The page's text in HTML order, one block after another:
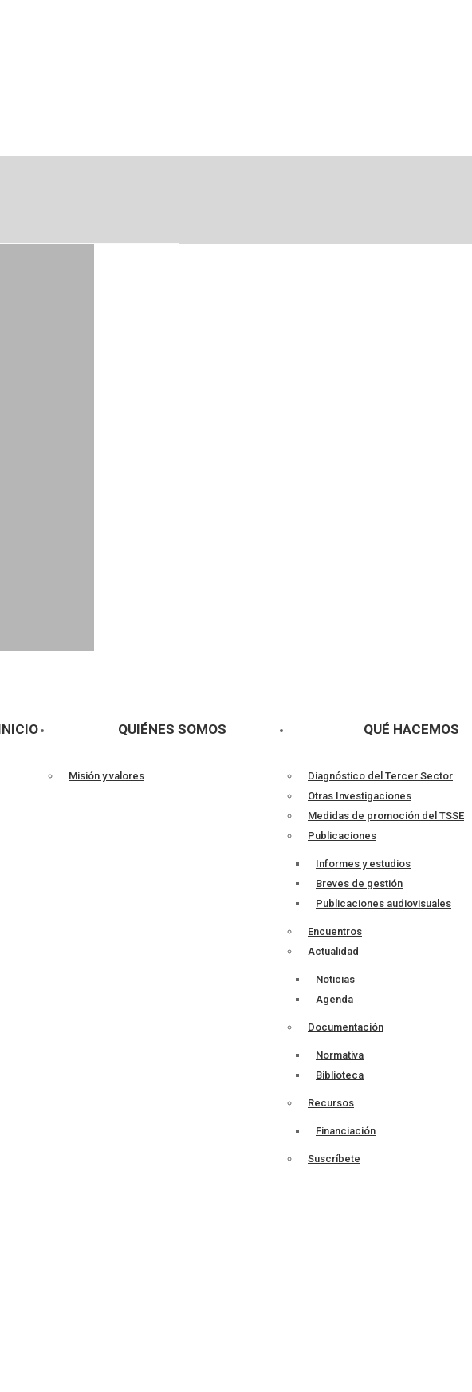
QUIÉNES SOMOS
Misión y valores
QUÉ HACEMOS
Diagnóstico del Tercer Sector
Otras Investigaciones
Medidas de promoción del TSSE
Publicaciones
Informes y estudios
Breves de gestión
Publicaciones audiovisuales
Encuentros
Actualidad
Noticias
Agenda
Documentación
Normativa
Biblioteca
Recursos
Financiación
Suscríbete